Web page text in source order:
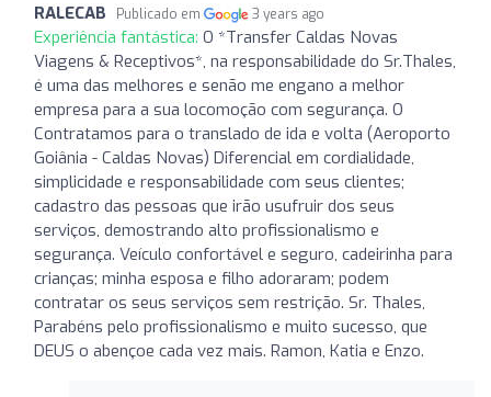
RALECAB Publicado em 3 years ago
Experiência fantástica: O *Transfer Caldas Novas
Viagens & Receptivos*, na responsabilidade do Sr.Thales,
é uma das melhores e senão me engano a melhor
empresa para a sua locomoção com segurança. O
Contratamos para o translado de ida e volta (Aeroporto
Goiânia - Caldas Novas) Diferencial em cordialidade,
simplicidade e responsabilidade com seus clientes;
cadastro das pessoas que irão usufruir dos seus
serviços, demostrando alto profissionalismo e
segurança. Veículo confortável e seguro, cadeirinha para
crianças; minha esposa e filho adoraram; podem
contratar os seus serviços sem restrição. Sr. Thales,
Parabéns pelo profissionalismo e muito sucesso, que
DEUS o abençoe cada vez mais. Ramon, Katia e Enzo.